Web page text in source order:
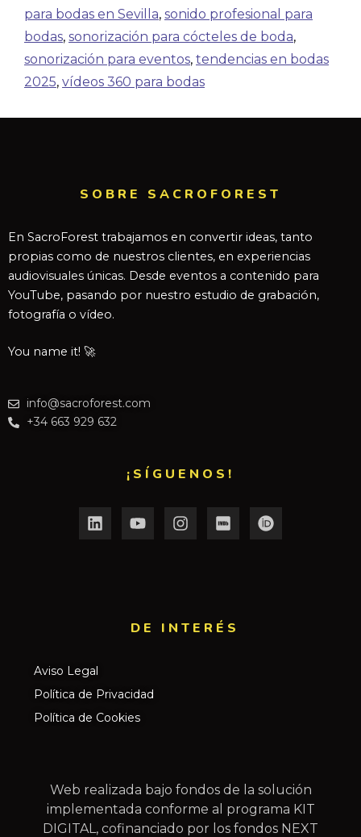
para bodas en Sevilla, sonido profesional para
bodas, sonorización para cócteles de boda,
sonorización para eventos, tendencias en bodas
2025, vídeos 360 para bodas
SOBRE SACROFOREST
En SacroForest trabajamos en convertir ideas, tanto
propias como de nuestros clientes, en experiencias
audiovisuales únicas. Desde eventos a contenido para
YouTube, pasando por nuestro estudio de grabación,
fotografía o vídeo.
You name it! 🚀
info@sacroforest.com
+34 663 929 632
¡SÍGUENOS!
DE INTERÉS​
Aviso Legal
Política de Privacidad
Política de Cookies
Web realizada bajo fondos de la solución
implementada conforme al programa KIT
DIGITAL, cofinanciado por los fondos NEXT